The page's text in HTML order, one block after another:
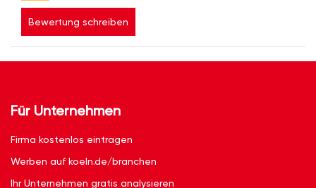
Bewertung schreiben
Für Unternehmen
Firma kostenlos eintragen
Werben auf koeln.de/branchen
Ihr Unternehmen gratis analysieren